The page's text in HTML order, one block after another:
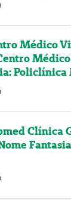
Médico
Clínica